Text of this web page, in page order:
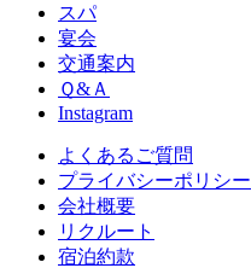
スパ
宴会
交通案内
Ｑ&Ａ
Instagram
よくあるご質問
プライバシーポリシー
会社概要
リクルート
宿泊約款